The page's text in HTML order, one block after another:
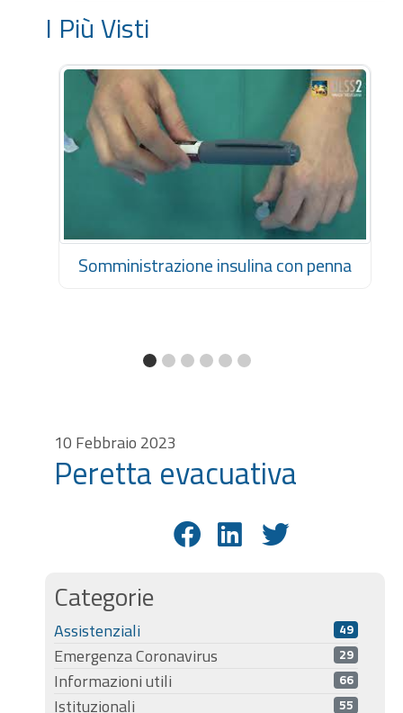
I Più Visti
Somministrazione insulina con penna
10 Febbraio 2023
Peretta evacuativa
Categorie
Assistenziali 49
Emergenza Coronavirus 29
Informazioni utili 66
Istituzionali 55